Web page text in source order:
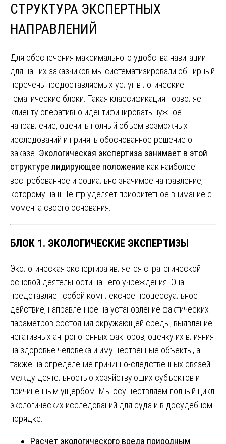
СТРУКТУРА ЭКСПЕРТНЫХ
НАПРАВЛЕНИЙ
Для обеспечения максимального удобства навигации
для наших заказчиков мы систематизировали обширный
перечень предоставляемых услуг в логические
тематические блоки. Такая классификация позволяет
клиенту оперативно идентифицировать нужное
направление, оценить полный объем возможных
исследований и принять обоснованное решение о
заказе. Экологическая экспертиза занимает в этой
структуре лидирующее положение как наиболее
востребованное и социально значимое направление,
которому наш Центр уделяет приоритетное внимание с
момента своего основания.
БЛОК 1. ЭКОЛОГИЧЕСКИЕ ЭКСПЕРТИЗЫ
Экологическая экспертиза является стратегической
основой деятельности нашего учреждения. Она
представляет собой комплексное процессуальное
действие, направленное на установление фактических
параметров состояния окружающей среды, выявление
негативных антропогенных факторов, оценку их влияния
на здоровье человека и имущественные объекты, а
также на определение причинно-следственных связей
между деятельностью хозяйствующих субъектов и
причиненным ущербом. Мы осуществляем полный цикл
экологических исследований для суда и в досудебном
порядке.
Расчет экологического вреда природным